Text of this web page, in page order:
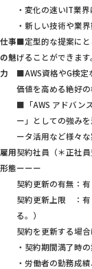
・変化の速いIT業
・新しい技術や業
仕事
の魅
力
■定型的な提案にと
げることができます。
■AWS資格やG検定
価値を高める絶好
■「AWS アドバン
ー」としての強み
ータ活用など様々な
雇用
形態
契約社員（＊正社員
ーーー
契約更新の有無：有
契約更新上限 ：有
る。）
契約を更新する場
・契約期間満了時
・労働者の勤務成